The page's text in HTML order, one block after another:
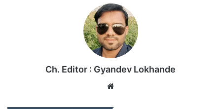
Ch. Editor : Gyandev Lokhande